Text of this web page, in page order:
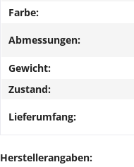
Farbe:
Abmessungen:
Gewicht:
Zustand:
Lieferumfang:
Herstellerangaben: